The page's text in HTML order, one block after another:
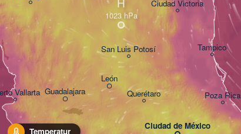
Temperatur
Guadalajara
León
Vallarta
San Luis Potosí
Ciudad Victoria
Tampico
Ciudad de México
Querétaro Poza Rica